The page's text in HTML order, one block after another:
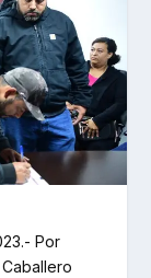
Por